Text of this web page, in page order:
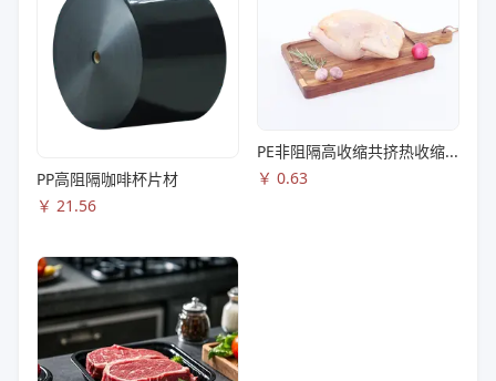
PP高阻隔咖啡杯片材
￥ 21.56
PE非阻隔高收缩共挤热收缩膜S83
￥ 0.63